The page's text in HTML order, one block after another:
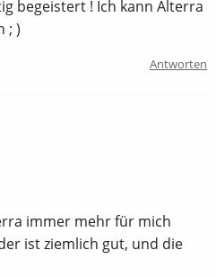
begeistert ! Ich kann Alterra
; )
Antworten
immer mehr für mich
ist ziemlich gut, und die